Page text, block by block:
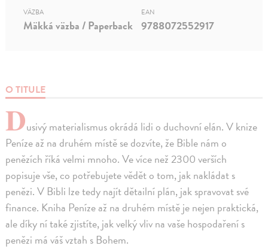
O TITULE
Dusivý materialismus okrádá lidi o duchovní elán. V knize
Peníze až na druhém místě se dozvíte, že Bible nám o
penězích říká velmi mnoho. Ve více než 2300 verších
popisuje vše, co potřebujete vědět o tom, jak nakládat s
penězi. V Bibli lze tedy najít dětailní plán, jak spravovat své
finance. Kniha Peníze až na druhém místě je nejen praktická,
ale díky ní také zjistíte, jak velký vliv na vaše hospodaření s
penězi má váš vztah s Bohem.
VÄZBA
Mäkká väzba / Paperback
EAN
9788072552917